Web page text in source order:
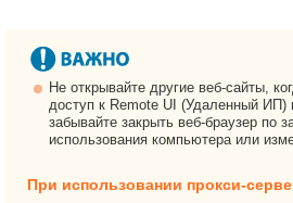
Не открывайте другие веб-сайты,
доступ к Remote UI (Удаленный ИП)
забывайте закрыть веб-браузер по
использования компьютера или
При использовании прокси-